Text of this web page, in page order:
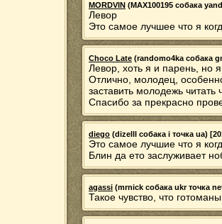
MORDVIN (MAX100195 собака
Левор
Это самое лучшее что я
Choco Late (randomo4ka собака
Левор, хоть я и парень, но
Отлично, молодец,
заставить молодежь читать
Спасибо за прекрасно
diego (dizelll собака i точка ua)
Это самое лучшие что я
Блин да ето заслуживает
agassi (mrnick собака ukr точка
Такое чувство, что